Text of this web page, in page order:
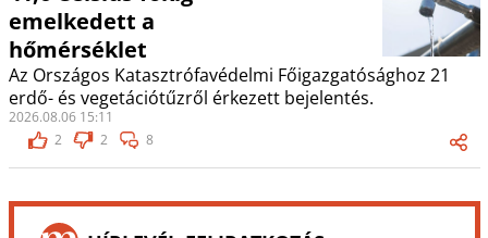
emelkedett a
hőmérséklet
Az Országos Katasztrófavédelmi Főigazgatósághoz 21
erdő- és vegetációtűzről érkezett bejelentés.
2026.08.06 15:11
2
2 8